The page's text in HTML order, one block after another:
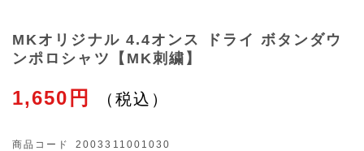
MKオリジナル 4.4オンス ドライ ボタンダウ
ンポロシャツ【MK刺繍】
1,650円
商品コード
2003311001030